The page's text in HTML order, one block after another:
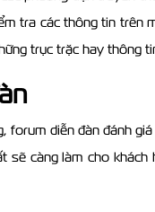
tra các thông tin trên
trục trặc hay thông
forum diễn đàn đánh
sẽ càng làm cho